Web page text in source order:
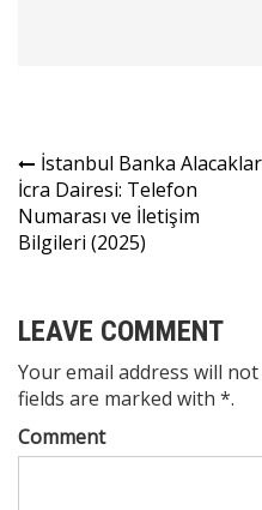
Yazı
gezinmesi
İstanbul Banka
İcra Dairesi: Telefon
Numarası ve İletişim
Bilgileri (2025)
LEAVE COMMENT
Your email address will
fields are marked with *.
Comment